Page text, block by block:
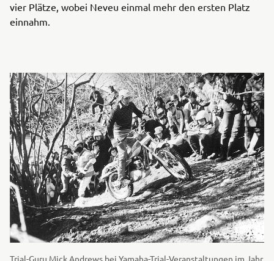
vier Plätze, wobei Neveu einmal mehr den ersten Platz
einnahm.
Trial-Guru Mick Andrews bei Yamaha-Trial-Veranstaltungen im Jahr